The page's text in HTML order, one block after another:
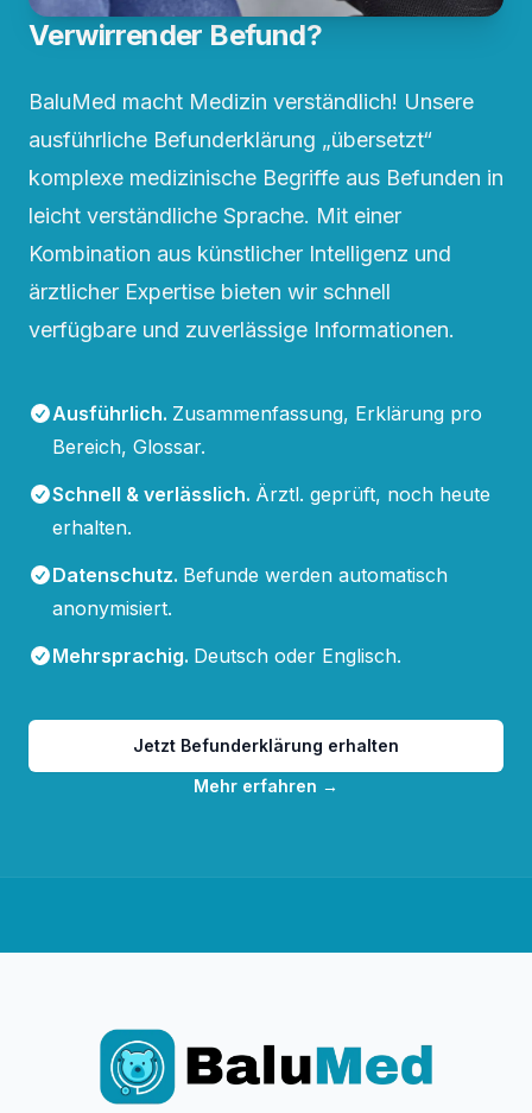
Verwirrender Befund?
BaluMed macht Medizin verständlich! Unsere
ausführliche Befunderklärung „übersetzt“
komplexe medizinische Begriffe aus Befunden in
leicht verständliche Sprache. Mit einer
Kombination aus künstlicher Intelligenz und
ärztlicher Expertise bieten wir schnell
verfügbare und zuverlässige Informationen.
Ausführlich. Zusammenfassung, Erklärung pro
Bereich, Glossar.
Schnell & verlässlich. Ärztl. geprüft, noch heute
erhalten.
Datenschutz. Befunde werden automatisch
anonymisiert.
Mehrsprachig. Deutsch oder Englisch.
Jetzt Befunderklärung erhalten
Mehr erfahren →